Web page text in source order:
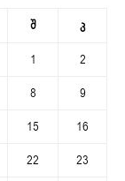
შ კ
1
2
8
9
15
16
22
23